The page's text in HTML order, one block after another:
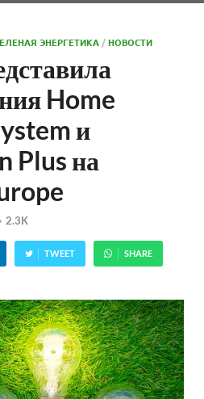
ЭНЕРГЕТИКА /НОВОСТИ
Home
и
Plus на
2.3K
TWEET SHARE